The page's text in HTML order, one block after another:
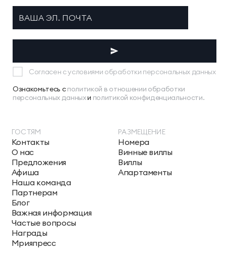
Согласен с условиями обработки персональных данных
Ознакомьтесь сполитикой в отношении обработки
персональных данныхи политикой конфиденциальности.
ГОСТЯМ
Контакты
О нас
Предложения
Афиша
Наша команда
Партнерам
Блог
Важная информация
Частые вопросы
Награды
Мрияпресс
РАЗМЕЩЕНИЕ
Номера
Винные виллы
Виллы
Апартаменты